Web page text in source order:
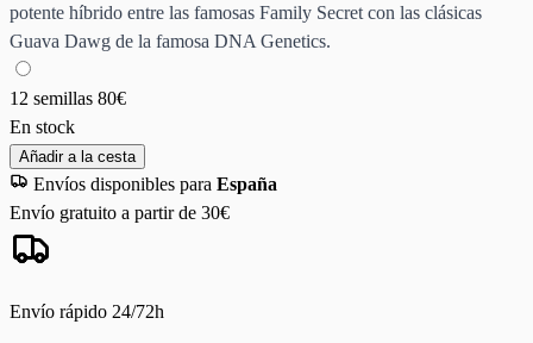
potente híbrido entre las famosas Family Secret con las clásicas
Guava Dawg de la famosa DNA Genetics.
12 semillas 80€
En stock
Añadir a la cesta
Envíos disponibles para España
Envío gratuito a partir de 30€
Envío rápido 24/72h